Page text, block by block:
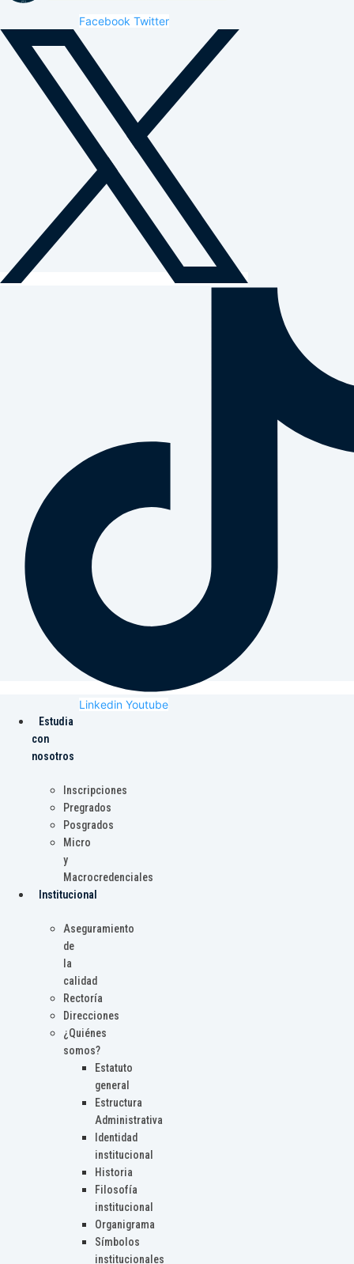
Facebook Twitter
Linkedin Youtube
Estudia
con
nosotros
Inscripciones
Pregrados
Posgrados
Micro
y
Macrocredenciales
Institucional
Aseguramiento
de
la
calidad
Rectoría
Direcciones
¿Quiénes
somos?
Estatuto
general
Estructura
Administrativa
Identidad
institucional
Historia
Filosofía
institucional
Organigrama
Símbolos
institucionales